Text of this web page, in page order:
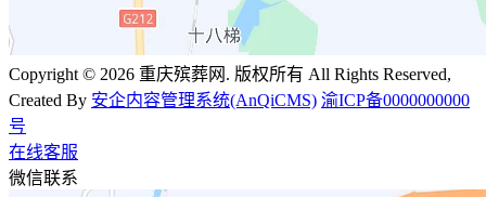
Copyright © 2026 重庆殡葬网. 版权所有 All Rights Reserved,
Created By 安企内容管理系统(AnQiCMS) 渝ICP备0000000000
号
在线客服
微信联系